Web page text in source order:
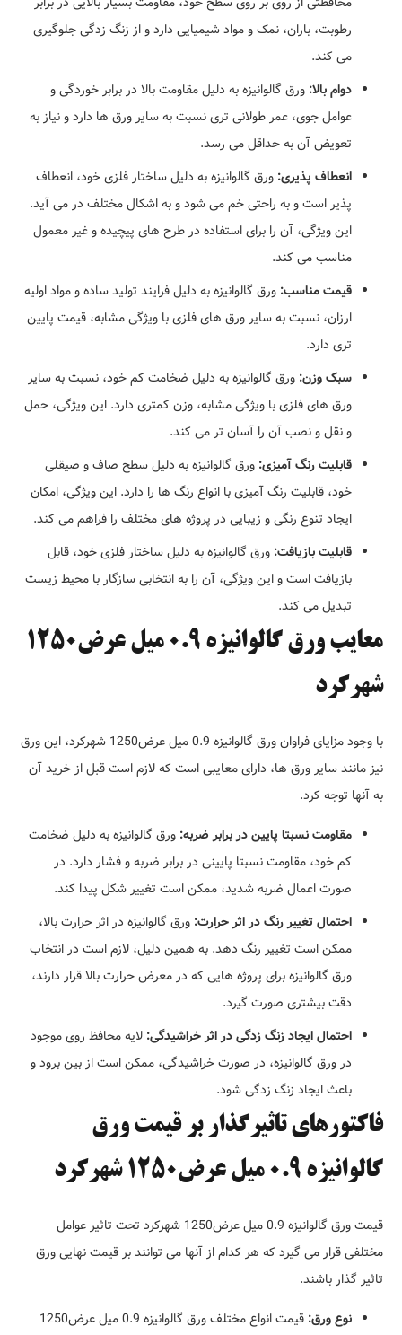
رطوبت، باران، نمک و مواد شیمیایی دارد و از زنگ زدگی جلوگیری
می کند.
دوام بالا: ورق گالوانیزه به دلیل مقاومت بالا در برابر خوردگی و
عوامل جوی، عمر طولانی تری نسبت به سایر ورق ها دارد و نیاز به
تعویض آن به حداقل می رسد.
انعطاف پذیری: ورق گالوانیزه به دلیل ساختار فلزی خود، انعطاف
پذیر است و به راحتی خم می شود و به اشکال مختلف در می آید.
این ویژگی، آن را برای استفاده در طرح های پیچیده و غیر معمول
مناسب می کند.
قیمت مناسب: ورق گالوانیزه به دلیل فرایند تولید ساده و مواد اولیه
ارزان، نسبت به سایر ورق های فلزی با ویژگی مشابه، قیمت پایین
تری دارد.
سبک وزن: ورق گالوانیزه به دلیل ضخامت کم خود، نسبت به سایر
ورق های فلزی با ویژگی مشابه، وزن کمتری دارد. این ویژگی، حمل
و نقل و نصب آن را آسان تر می کند.
قابلیت رنگ آمیزی: ورق گالوانیزه به دلیل سطح صاف و صیقلی
خود، قابلیت رنگ آمیزی با انواع رنگ ها را دارد. این ویژگی، امکان
ایجاد تنوع رنگی و زیبایی در پروژه های مختلف را فراهم می کند.
قابلیت بازیافت: ورق گالوانیزه به دلیل ساختار فلزی خود، قابل
بازیافت است و این ویژگی، آن را به انتخابی سازگار با محیط زیست
تبدیل می کند.
معایب ورق گالوانیزه 0.9 میل عرض1250
شهرکرد
با وجود مزایای فراوان ورق گالوانیزه 0.9 میل عرض1250 شهرکرد، این ورق
نیز مانند سایر ورق ها، دارای معایبی است که لازم است قبل از خرید آن
به آنها توجه کرد.
مقاومت نسبتا پایین در برابر ضربه: ورق گالوانیزه به دلیل ضخامت
کم خود، مقاومت نسبتا پایینی در برابر ضربه و فشار دارد. در
صورت اعمال ضربه شدید، ممکن است تغییر شکل پیدا کند.
احتمال تغییر رنگ در اثر حرارت: ورق گالوانیزه در اثر حرارت بالا،
ممکن است تغییر رنگ دهد. به همین دلیل، لازم است در انتخاب
ورق گالوانیزه برای پروژه هایی که در معرض حرارت بالا قرار دارند،
دقت بیشتری صورت گیرد.
احتمال ایجاد زنگ زدگی در اثر خراشیدگی: لایه محافظ روی موجود
در ورق گالوانیزه، در صورت خراشیدگی، ممکن است از بین برود و
باعث ایجاد زنگ زدگی شود.
فاکتورهای تاثیرگذار بر قیمت ورق
گالوانیزه 0.9 میل عرض1250 شهرکرد
قیمت ورق گالوانیزه 0.9 میل عرض1250 شهرکرد تحت تاثیر عوامل
مختلفی قرار می گیرد که هر کدام از آنها می توانند بر قیمت نهایی ورق
تاثیر گذار باشند.
نوع ورق:
قیمت انواع مختلف ورق گالوانیزه 0.9 میل عرض1250